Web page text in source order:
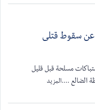
سقوط قتلى
مسلحة قبل قليل
الضالع ....المزيد